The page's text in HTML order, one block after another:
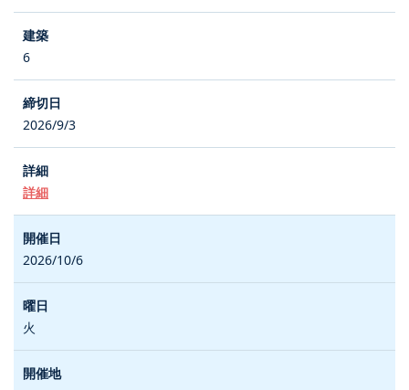
6
2026/9/3
詳細
2026/10/6
火